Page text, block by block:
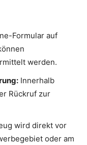
Formular auf
werden.
Innerhalb
Rückruf zur
wird direkt vor
oder am